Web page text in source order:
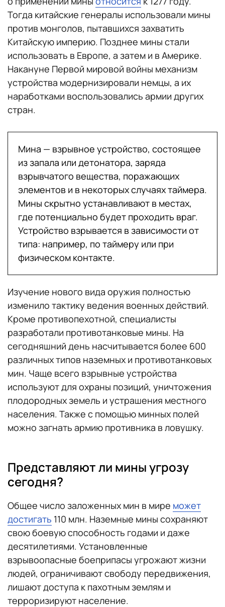
Тогда китайские генералы использовали мины
против монголов, пытавшихся захватить
Китайскую империю. Позднее мины стали
использовать в Европе, а затем и в Америке.
Накануне Первой мировой войны механизм
устройства модернизировали немцы, а их
наработками воспользовались армии других
стран.
Мина — взрывное устройство, состоящее
из запала или детонатора, заряда
взрывчатого вещества, поражающих
элементов и в некоторых случаях таймера.
Мины скрытно устанавливают в местах,
где потенциально будет проходить враг.
Устройство взрывается в зависимости от
типа: например, по таймеру или при
физическом контакте.
Изучение нового вида оружия полностью
изменило тактику ведения военных действий.
Кроме противопехотной, специалисты
разработали противотанковые мины. На
сегодняшний день насчитывается более 600
различных типов наземных и противотанковых
мин. Чаще всего взрывные устройства
используют для охраны позиций, уничтожения
плодородных земель и устрашения местного
населения. Также с помощью минных полей
можно загнать армию противника в ловушку.
Представляют ли мины угрозу
сегодня?
Общее число заложенных мин в мире может
достигать 110 млн. Наземные мины сохраняют
свою боевую способность годами и даже
десятилетиями. Установленные
взрывоопасные боеприпасы угрожают жизни
людей, ограничивают свободу передвижения,
лишают доступа к пахотным землям и
терроризируют население.